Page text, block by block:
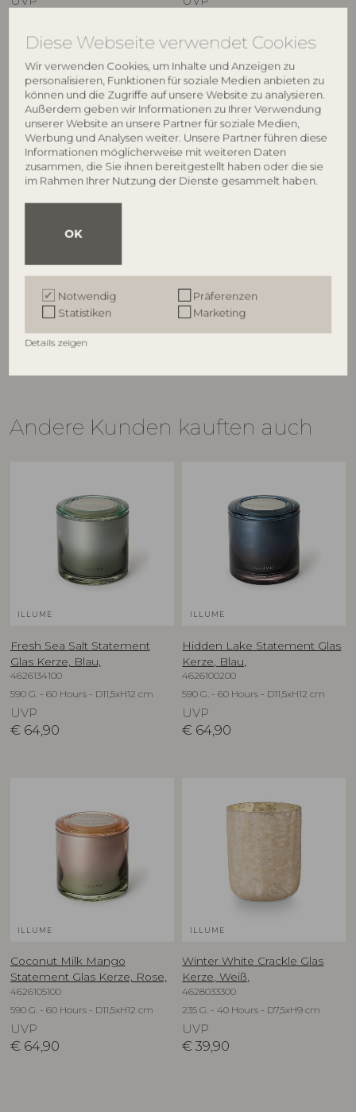
Diese Webseite verwendet Cookies
Wir verwenden Cookies, um Inhalte und Anzeigen zu
personalisieren, Funktionen für soziale Medien anbieten zu
können und die Zugriffe auf unsere Website zu analysieren.
Außerdem geben wir Informationen zu Ihrer Verwendung
unserer Website an unsere Partner für soziale Medien,
Werbung und Analysen weiter. Unsere Partner führen diese
Informationen möglicherweise mit weiteren Daten
zusammen, die Sie ihnen bereitgestellt haben oder die sie
im Rahmen Ihrer Nutzung der Dienste gesammelt haben.
OK
Notwendig
Präferenzen
Statistiken
Marketing
Details zeigen
Candle, Grün,
4537500300
285 G. - 50 Hours - D9xH10,7 cm
44,90
4626107200
590 G. - 60 Hours - D11,5xH12 cm
UVP
€ 64,90
Andere Kunden kauften auch
ILLUME
Fresh Sea Salt Statement
Glas Kerze, Blau,
4626134100
590 G. - 60 Hours - D11,5xH12 cm
UVP
€ 64,90
ILLUME
Hidden Lake Statement Glas
Kerze, Blau,
4626100200
590 G. - 60 Hours - D11,5xH12 cm
UVP
€ 64,90
ILLUME
Coconut Milk Mango
Statement Glas Kerze, Rose,
4626105100
590 G. - 60 Hours - D11,5xH12 cm
UVP
€ 64,90
ILLUME
Winter White Crackle Glas
Kerze, Weiß,
4628033300
235 G. - 40 Hours - D7,5xH9 cm
UVP
€ 39,90